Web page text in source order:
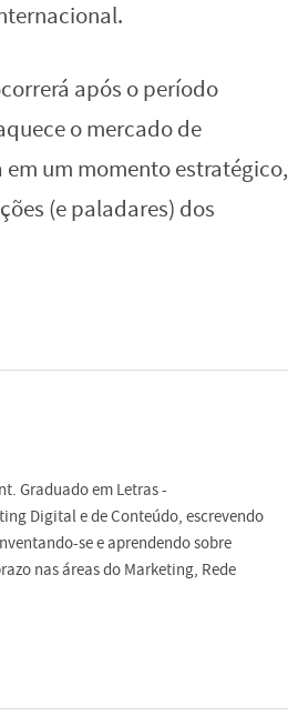
após o período
o mercado de
um momento estratégico,
(e paladares) dos
Graduado em Letras -
Digital e de Conteúdo, escrevendo
se e aprendendo sobre
nas áreas do Marketing, Rede